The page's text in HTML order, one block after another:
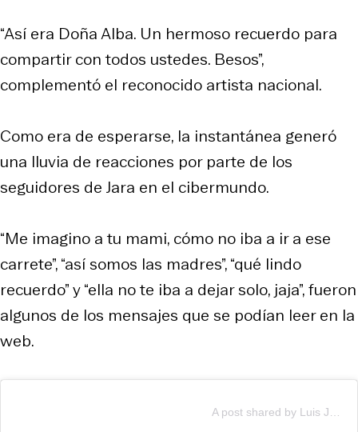
“Así era Doña Alba. Un hermoso recuerdo para
compartir con todos ustedes. Besos”,
complementó el reconocido artista nacional.
Como era de esperarse, la instantánea generó
una lluvia de reacciones por parte de los
seguidores de Jara en el cibermundo.
“Me imagino a tu mami, cómo no iba a ir a ese
carrete”, “así somos las madres”, “qué lindo
recuerdo” y “ella no te iba a dejar solo, jaja”, fueron
algunos de los mensajes que se podían leer en la
web.